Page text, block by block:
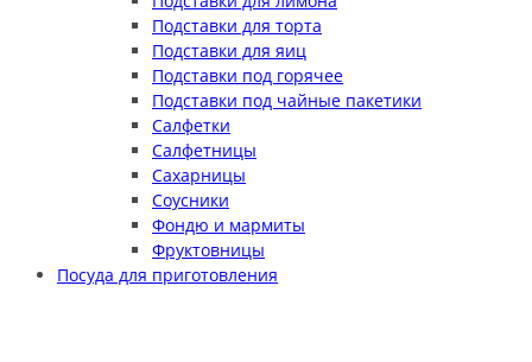
Подставки для торта
Подставки для яиц
Подставки под горячее
Подставки под чайные пакетики
Салфетки
Салфетницы
Сахарницы
Соусники
Фондю и мармиты
Фруктовницы
Посуда для приготовления